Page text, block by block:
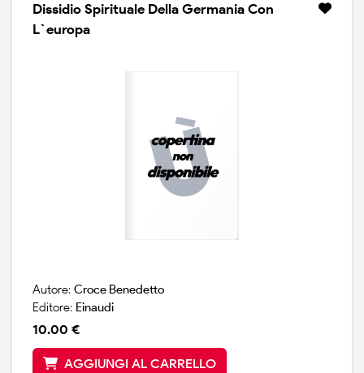
Dissidio Spirituale Della Germania Con
L`europa
Autore: Croce Benedetto
Editore: Einaudi
10.00 €
AGGIUNGI AL CARRELLO